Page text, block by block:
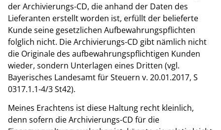
der Archivierungs-CD, die anhand der Daten des
Lieferanten erstellt worden ist, erfüllt der belieferte
Kunde seine gesetzlichen Aufbewahrungspflichten
folglich nicht. Die Archivierungs-CD gibt nämlich nicht
die Originale des aufbewahrungspflichtigen Kunden
wieder, sondern Unterlagen eines Dritten (vgl.
Bayerisches Landesamt für Steuern v. 20.01.2017, S
0317.1.1-4/3 St42).
Meines Erachtens ist diese Haltung recht kleinlich,
denn sofern die Archivierungs-CD für die